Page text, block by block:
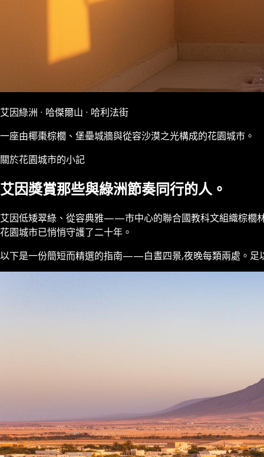
艾因綠洲 · 哈傑爾山 · 哈利法街
一座由椰棗棕櫚、堡壘城牆與從容沙漠之光構成的花園城市。
關於花園城市的小記
艾因獎賞那些與綠洲節奏同行的人。
艾因低矮翠綠、從容典雅——市中心的聯合國教科文組織棕櫚
花園城市已悄悄守護了二十年。
以下是一份簡短而精選的指南——白晝四景,夜晚每類兩處。足